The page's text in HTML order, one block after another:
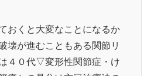
おくと大変なことになるか
が進むこともある関節リ
４０代▽変形性関節症・け